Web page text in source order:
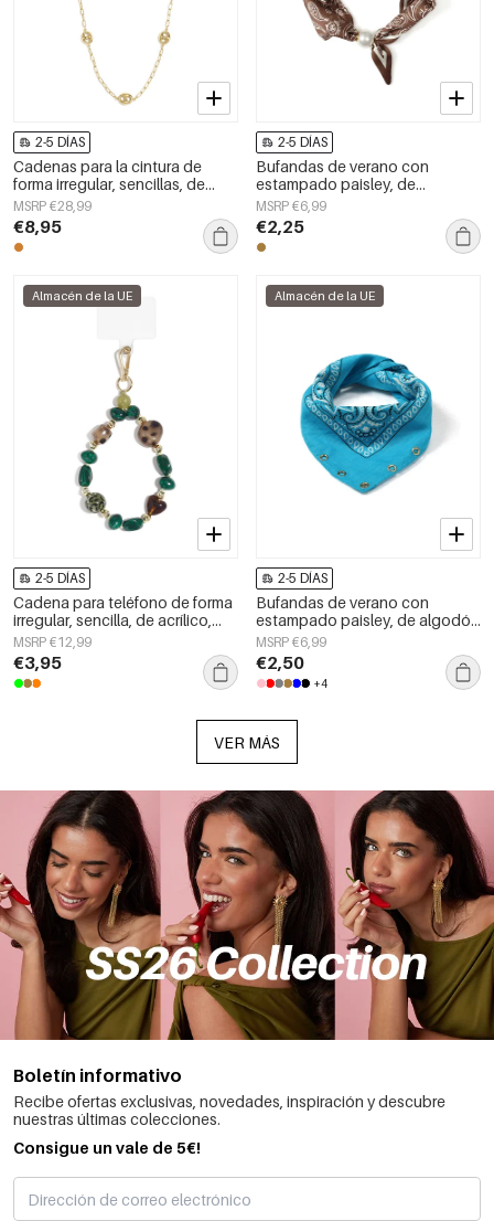
2-5 DÍAS
Cadenas para la cintura de
forma irregular, sencillas, de
acero inoxidable, accesorios de
uso diario.
MSRP €28,99
€8,95
2-5 DÍAS
Bufandas de verano con
estampado paisley, de
poliéster, informales, para uso
diario.
MSRP €6,99
€2,25
Almacén de la UE
2-5 DÍAS
Cadena para teléfono de forma
irregular, sencilla, de acrílico,
accesorio de uso diario.
MSRP €12,99
€3,95
Almacén de la UE
2-5 DÍAS
Bufandas de verano con
estampado paisley, de algodón
clásico, accesorios para el día a
día.
MSRP €6,99
€2,50
+4
VER MÁS
Boletín informativo
Recibe ofertas exclusivas, novedades, inspiración y descubre
nuestras últimas colecciones.
Consigue un vale de 5€!